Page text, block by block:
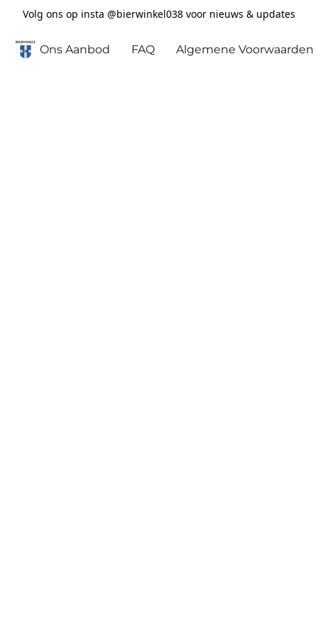
Volg ons op insta @bierwinkel038 voor nieuws & updates
Ons Aanbod FAQ Algemene Voorwaarden